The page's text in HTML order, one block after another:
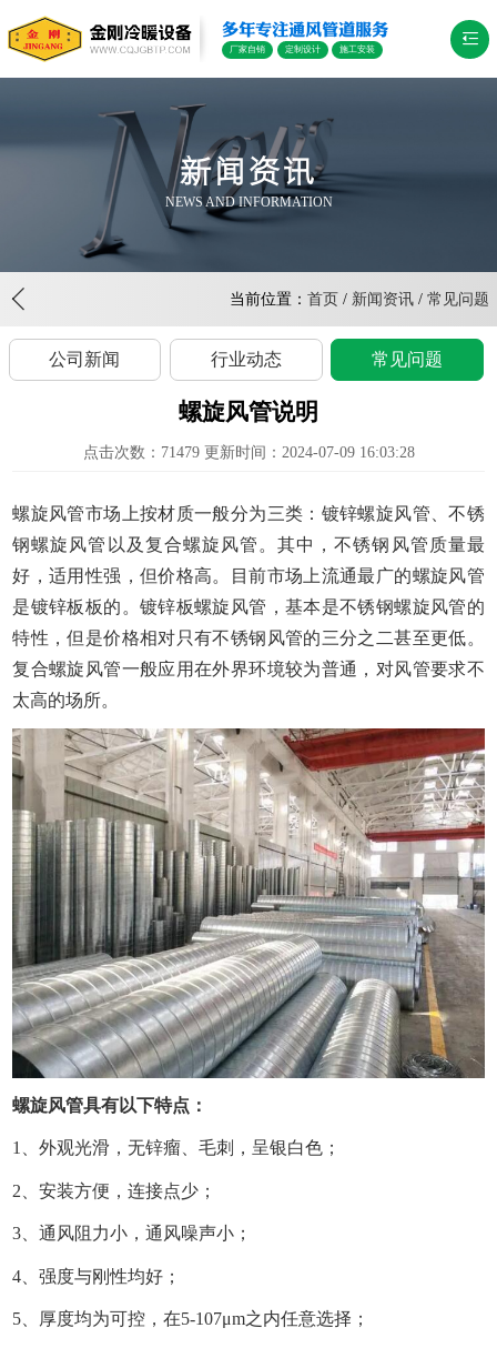
多年专注通风管道服务
厂家自销 定制设计 施工安装
新闻资讯
NEWS AND INFORMATION
当前位置： 首页 / 新闻资讯 / 常见问题
公司新闻 行业动态 常见问题
螺旋风管说明
点击次数：71479 更新时间：2024-07-09 16:03:28
螺旋风管市场上按材质一般分为三类：镀锌螺旋风管、不锈
钢螺旋风管以及复合螺旋风管。其中，不锈钢风管质量最
好，适用性强，但价格高。目前市场上流通最广的螺旋风管
是镀锌板板的。镀锌板螺旋风管，基本是不锈钢螺旋风管的
特性，但是价格相对只有不锈钢风管的三分之二甚至更低。
复合螺旋风管一般应用在外界环境较为普通，对风管要求不
太高的场所。
螺旋风管具有以下特点：
1、外观光滑，无锌瘤、毛刺，呈银白色；
2、安装方便，连接点少；
3、通风阻力小，通风噪声小；
4、强度与刚性均好；
5、厚度均为可控，在5-107μm之内任意选择；